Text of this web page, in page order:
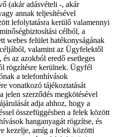
(akár adásvételi -, akár
annak teljesítésével
lefolytatásra kerülő valamennyi
célból, a
webes felület hatékonyságának
valamint az Ügyfelektől
az azokból eredő esetleges
rögzítésre kerülnek. Ügyfél
a telefonhívások
vonatkozó tájékoztatását
jelen szerződés megkötésével
adja ahhoz, hogy a
összefüggésben a felek között
hanganyagát rögzítse, és
kezelje, amíg a felek közötti